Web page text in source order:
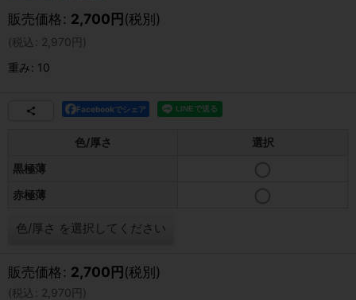
販売価格: 2,700 円 (税別)
(税込 : 2,970円 )
重み: 10
Facebookでシェア
色/厚さ
選択
黒極薄
赤極薄
色/厚さ を選択してください
販売価格: 2,700 円 (税別)
(税込 : 2,970円 )